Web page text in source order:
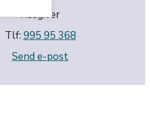
Rådgiver
Tlf: 995 95 368
Send e-post